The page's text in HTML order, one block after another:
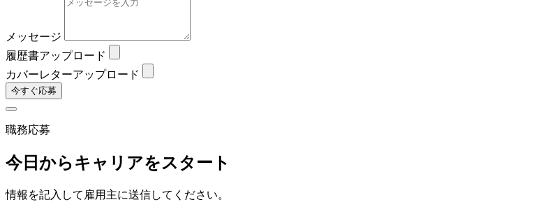
メッセージ
履歴書アップロード
カバーレターアップロード
今すぐ応募
職務応募
今日からキャリアをスタート
情報を記入して雇用主に送信してください。